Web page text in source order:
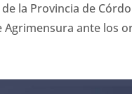
la Provincia de
ante los